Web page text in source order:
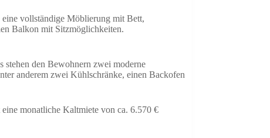
vollständige Möblierung mit Bett,
Balkon mit Sitzmöglichkeiten.
stehen den Bewohnern zwei moderne
anderem zwei Kühlschränke, einen Backofen
monatliche Kaltmiete von ca. 6.570 €